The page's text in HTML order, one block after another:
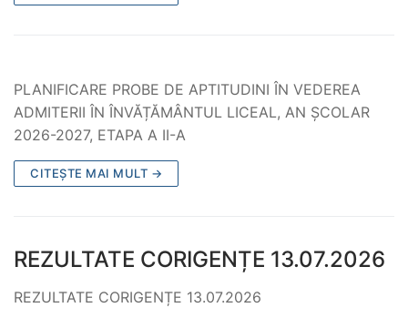
PLANIFICARE PROBE DE APTITUDINI ÎN VEDEREA
ADMITERII ÎN ÎNVĂȚĂMÂNTUL LICEAL, AN ȘCOLAR
2026-2027, ETAPA A II-A
CITEȘTE MAI MULT →
REZULTATE CORIGENȚE 13.07.2026
REZULTATE CORIGENȚE 13.07.2026